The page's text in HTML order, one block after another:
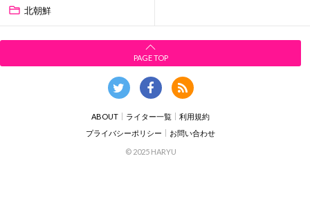
北朝鮮
PAGE TOP
ABOUT ライター一覧
利用規約
プライバシーポリシー
お問い合わせ
© 2025 HARYU